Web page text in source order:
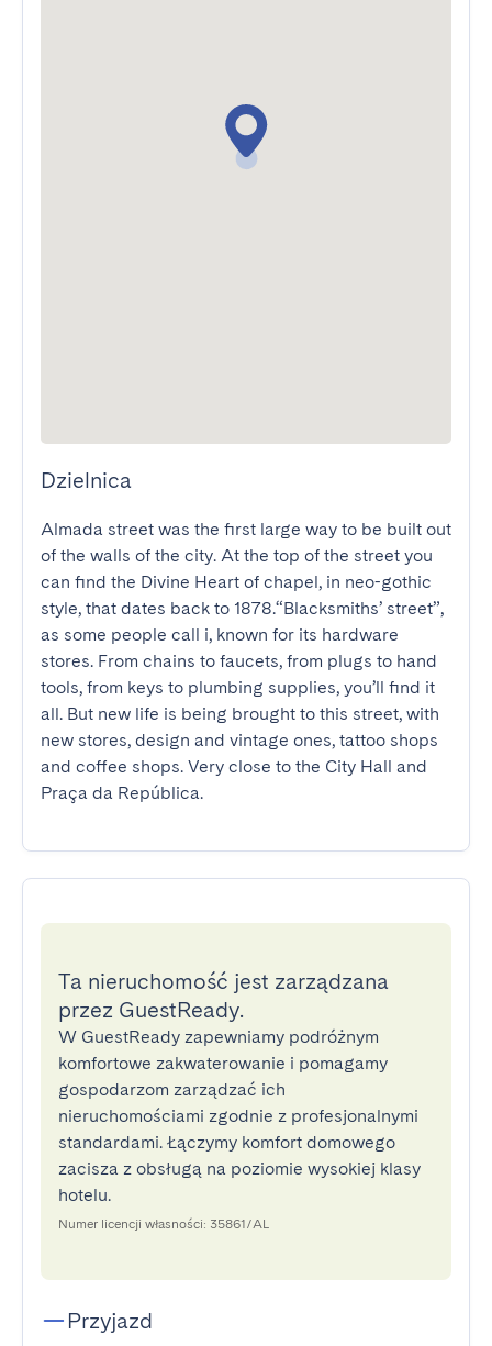
Dzielnica
Almada street was the first large way to be built out
of the walls of the city. At the top of the street you
can find the Divine Heart of chapel, in neo-gothic
style, that dates back to 1878.“Blacksmiths’ street”,
as some people call i, known for its hardware
stores. From chains to faucets, from plugs to hand
tools, from keys to plumbing supplies, you’ll find it
all. But new life is being brought to this street, with
new stores, design and vintage ones, tattoo shops
and coffee shops. Very close to the City Hall and
Praça da República.
Ta nieruchomość jest zarządzana
przez GuestReady.
W GuestReady zapewniamy podróżnym
komfortowe zakwaterowanie i pomagamy
gospodarzom zarządzać ich
nieruchomościami zgodnie z profesjonalnymi
standardami. Łączymy komfort domowego
zacisza z obsługą na poziomie wysokiej klasy
hotelu.
Numer licencji własności: 35861/AL
Przyjazd